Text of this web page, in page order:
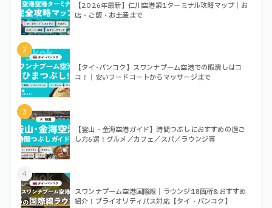
【2026年最新】仁川空港第1ターミナル攻略マップ｜お
店・ご飯・お土産まで
2
【タイ･バンコク】スワンナプーム空港での暇潰しはコ
コ！｜安いフードコートからマッサージまで
3
【釜山・金海空港ガイド】時間つぶしにおすすめの過ご
し方6選！グルメ／カフェ／スパ／ラウンジ等
4
スワンナプーム空港国際線｜ラウンジ18箇所&おすすめ
紹介！プライオリティパス対応【タイ・バンコク】